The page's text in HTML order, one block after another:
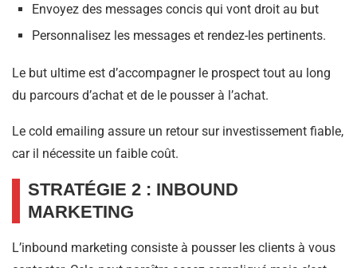
Envoyez des messages concis qui vont droit au but
Personnalisez les messages et rendez-les pertinents.
Le but ultime est d’accompagner le prospect tout au long
du parcours d’achat et de le pousser à l’achat.
Le cold emailing assure un retour sur investissement fiable,
car il nécessite un faible coût.
STRATÉGIE 2 : INBOUND
MARKETING
L’inbound marketing consiste à pousser les clients à vous